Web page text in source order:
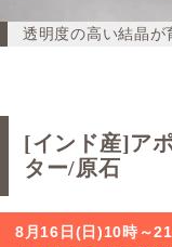
透明度の高い結晶が
[インド産]ア
ター/原石
8月16日(日)10時～